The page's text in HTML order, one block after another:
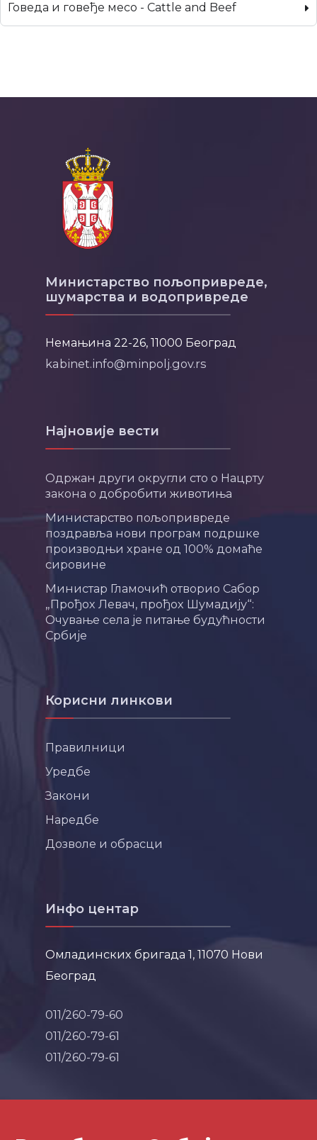
Говеда и говеђе месо - Cattle and Beef
Министарство пољопривреде,
шумарства и водопривреде
Немањина 22-26, 11000 Београд
kabinet.info@minpolj.gov.rs
Најновије вести
Одржан други округли сто о Нацрту
закона о добробити животиња
Министарство пољопривреде
поздравља нови програм подршке
производњи хране од 100% домаће
сировине
Министар Гламочић отворио Сабор
„Прођох Левач, прођох Шумадију“:
Очување села је питање будућности
Србије
Корисни линкови
Правилници
Уредбе
Закони
Наредбе
Дозволе и обрасци
Инфо центар
Омладинских бригада 1, 11070 Нови
Београд
011/260-79-60
011/260-79-61
011/260-79-61